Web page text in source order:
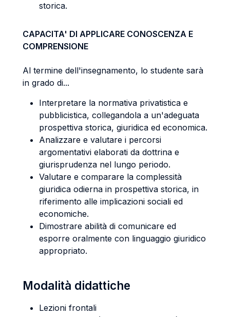
storica.
CAPACITA' DI APPLICARE CONOSCENZA E
COMPRENSIONE
Al termine dell'insegnamento, lo studente sarà
in grado di...
Interpretare la normativa privatistica e
pubblicistica, collegandola a un'adeguata
prospettiva storica, giuridica ed economica.
Analizzare e valutare i percorsi
argomentativi elaborati da dottrina e
giurisprudenza nel lungo periodo.
Valutare e comparare la complessità
giuridica odierna in prospettiva storica, in
riferimento alle implicazioni sociali ed
economiche.
Dimostrare abilità di comunicare ed
esporre oralmente con linguaggio giuridico
appropriato.
Modalità didattiche
Lezioni frontali